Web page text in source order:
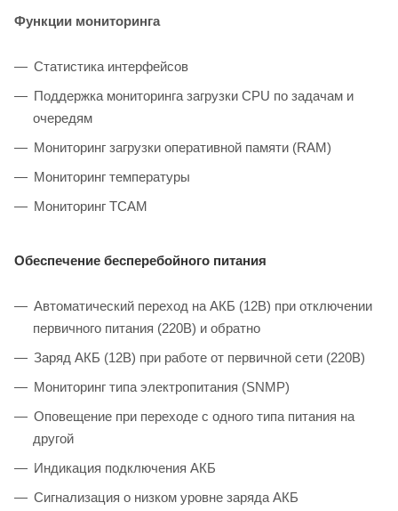
Функции мониторинга
Статистика интерфейсов
Поддержка мониторинга загрузки CPU по задачам и
очередям
Мониторинг загрузки оперативной памяти (RAM)
Мониторинг температуры
Мониторинг TCAM
Обеспечение бесперебойного питания
Автоматический переход на АКБ (12В) при отключении
первичного питания (220В) и обратно
Заряд АКБ (12В) при работе от первичной сети (220В)
Мониторинг типа электропитания (SNMP)
Оповещение при переходе с одного типа питания на
другой
Индикация подключения АКБ
Сигнализация о низком уровне заряда АКБ